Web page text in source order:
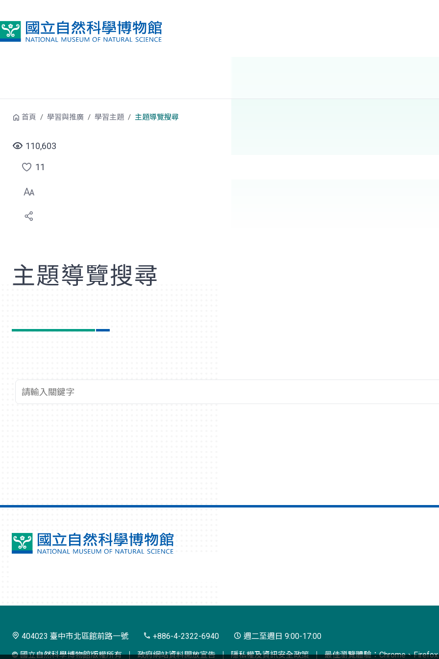
首頁 學習與推廣 學習主題 主題導覽搜尋
110,603
點
選
喜
11
主題導覽搜尋
查詢關鍵字
國
404023 臺中市北區館前路一號 +886-4-2322-6940
週二至週日 9:00-17:00
© 國立自然科學博物館版權所有
政府網站資料開放宣告 隱私權及資訊安全政策 最佳瀏覽體驗：Chrome、